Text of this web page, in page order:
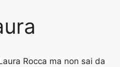
Rocca ma non sai da